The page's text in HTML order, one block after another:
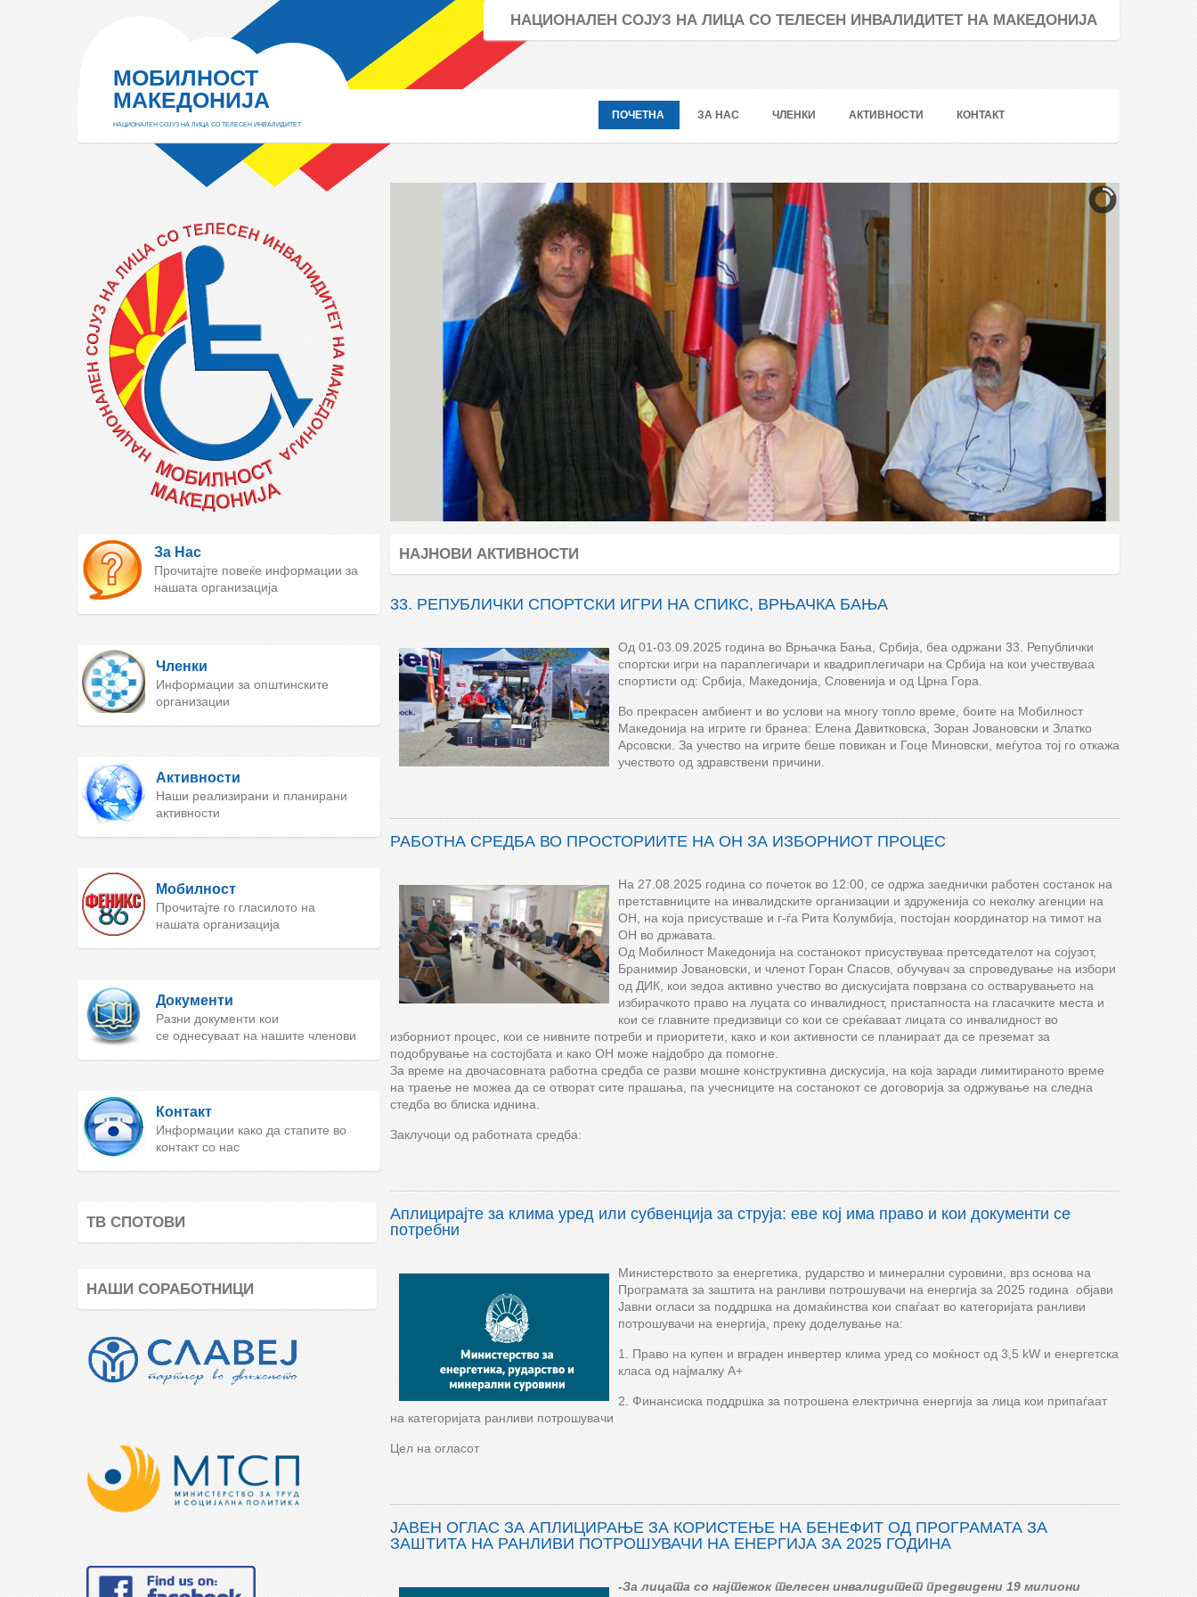
НАЦИОНАЛЕН СОЈУЗ НА ЛИЦА СО ТЕЛЕСЕН ИНВАЛИДИТЕТ НА МАКЕДОНИЈА
МОБИЛНОСТ
МАКЕДОНИЈА
НАЦИОНАЛЕН СОЈУЗ НА ЛИЦА СО ТЕЛЕСЕН ИНВАЛИДИТЕТ
ПОЧЕТНА ЗА НАС ЧЛЕНКИ АКТИВНОСТИ КОНТАКТ
За Нас
Прочитајте повеќе информации за
нашата организација
Членки
Информации за општинските
организации
Активности
Наши реализирани и планирани
активности
Мобилност
Прочитајте го гласилото на
нашата организација
Документи
Разни документи кои
се однесуваат на нашите членови
Контакт
Информации како да стапите во
контакт со нас
ТВ СПОТОВИ
НАШИ СОРАБОТНИЦИ
НАЈНОВИ АКТИВНОСТИ
33. РЕПУБЛИЧКИ СПОРТСКИ ИГРИ НА СПИКС, ВРЊАЧКА БАЊА
Од 01-03.09.2025 година во Врњачка Бања, Србија, беа одржани 33. Републички
спортски игри на параплегичари и квадриплегичари на Србија на кои учествуваа
спортисти од: Србија, Македонија, Словенија и од Црна Гора.
Во прекрасен амбиент и во услови на многу топло време, боите на Мобилност
Македонија на игрите ги бранеа: Елена Давитковска, Зоран Јовановски и Златко
Арсовски. За учество на игрите беше повикан и Гоце Миновски, меѓутоа тој го откажа
учеството од здравствени причини.
РАБОТНА СРЕДБА ВО ПРОСТОРИИТЕ НА ОН ЗА ИЗБОРНИОТ ПРОЦЕС
На 27.08.2025 година со почеток во 12:00, се одржа заеднички работен состанок на
претставниците на инвалидските организации и здруженија со неколку агенции на
ОН, на која присустваше и г-ѓа Рита Колумбија, постојан координатор на тимот на
ОН во државата.
Од Мобилност Македонија на состанокот присуствуваа претседателот на сојузот,
Бранимир Јовановски, и членот Горан Спасов, обучувач за спроведување на избори
од ДИК, кои зедоа активно учество во дискусијата поврзана со остварувањето на
избирачкото право на луцата со инвалидност, пристапноста на гласачките места и
кои се главните предизвици со кои се среќаваат лицата со инвалидност во
изборниот процес, кои се нивните потреби и приоритети, како и кои активности се планираат да се преземат за
подобрување на состојбата и како ОН може најдобро да помогне.
За време на двочасовната работна средба се разви мошне конструктивна дискусија, на која заради лимитираното време
на траење не можеа да се отворат сите прашања, па учесниците на состанокот се договорија за одржување на следна
стедба во блиска иднина.
Заклучоци од работната средба:
Аплицирајте за клима уред или субвенција за струја: еве кој има право и кои документи се
потребни
Министерството за енергетика, рударство и минерални суровини, врз основа на
Програмата за заштита на ранливи потрошувачи на енергија за 2025 година објави
Јавни огласи за поддршка на домаќинства кои спаѓаат во категоријата ранливи
потрошувачи на енергија, преку доделување на:
1. Право на купен и вграден инвертер клима уред со моќност од 3,5 kW и енергетска
класа од најмалку А+
2. Финансиска поддршка за потрошена електрична енергија за лица кои припаѓаат
на категоријата ранливи потрошувачи
Цел на огласот
ЈАВЕН ОГЛАС ЗА АПЛИЦИРАЊЕ ЗА КОРИСТЕЊЕ НА БЕНЕФИТ ОД ПРОГРАМАТА ЗА
ЗАШТИТА НА РАНЛИВИ ПОТРОШУВАЧИ НА ЕНЕРГИЈА ЗА 2025 ГОДИНА
-За лицата со најтежок телесен инвалидитет предвидени 19 милиони